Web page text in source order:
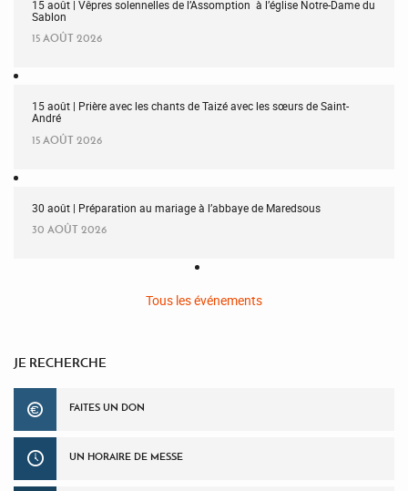
15 août | Vêpres solennelles de l’Assomption à l’église Notre-Dame du
Sablon
15 AOÛT 2026
15 août | Prière avec les chants de Taizé avec les sœurs de Saint-
André
15 AOÛT 2026
30 août | Préparation au mariage à l’abbaye de Maredsous
30 AOÛT 2026
Tous les événements
JE RECHERCHE
FAITES UN DON
UN HORAIRE DE MESSE